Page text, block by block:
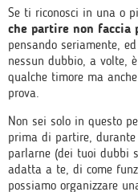
Se ti riconosci in una o
che partire non faccia
pensando seriamente,
nessun dubbio, a volte,
qualche timore ma
prova.
Non sei solo in questo
prima di partire, durante
parlarne (dei tuoi dubbi
adatta a te, di come
possiamo organizzare